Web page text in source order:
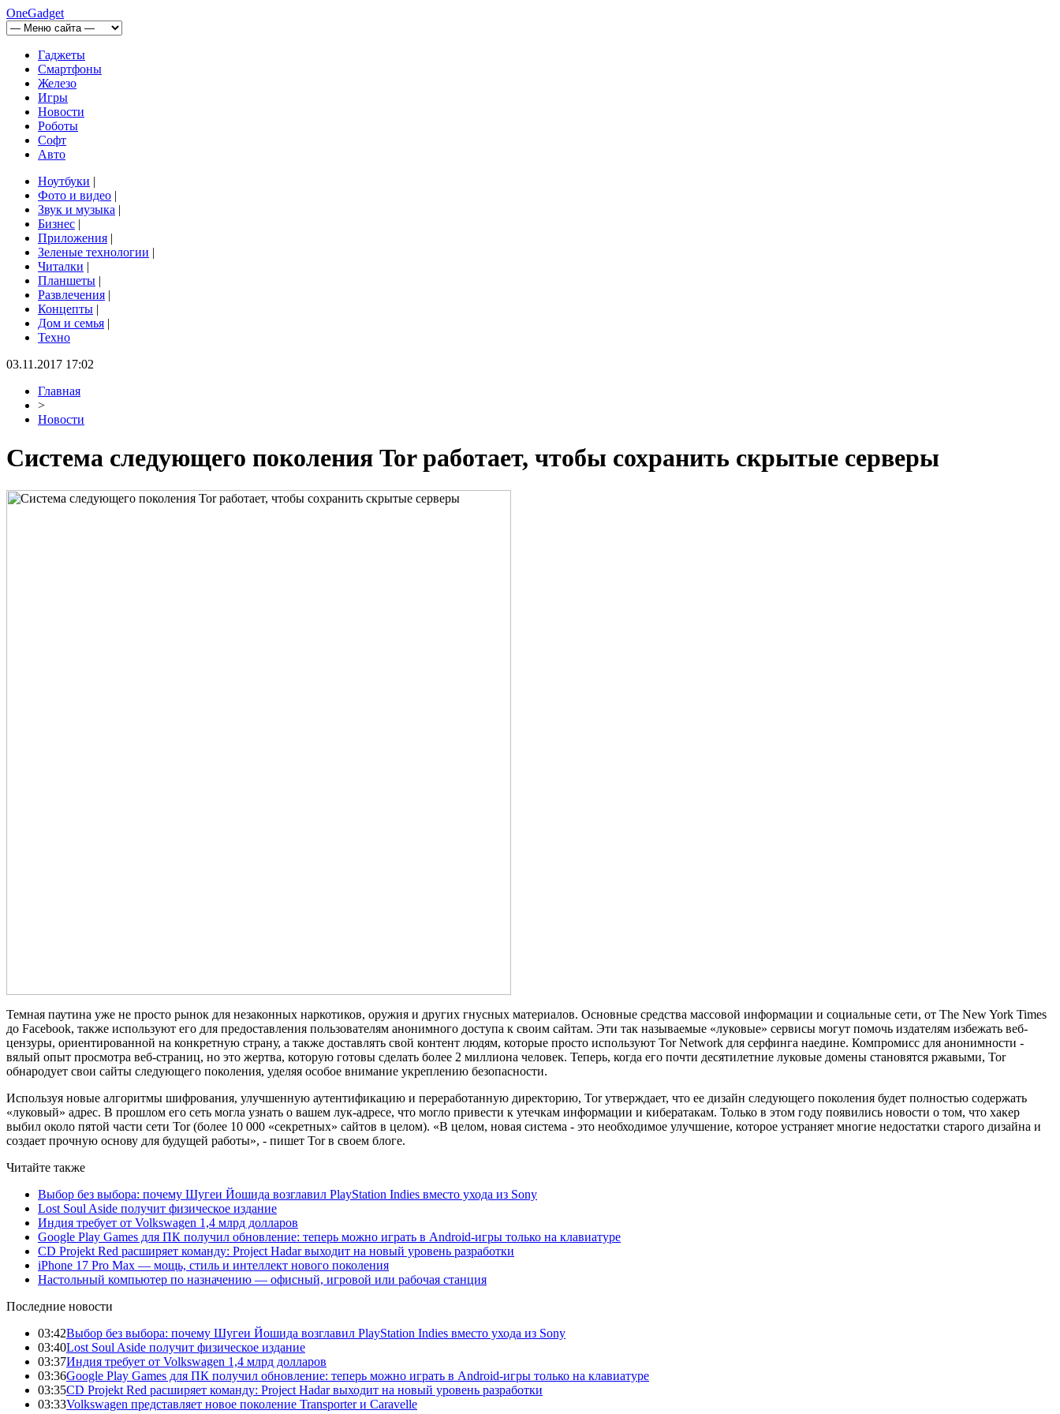
OneGadget
Гаджеты
Смартфоны
Железо
Игры
Новости
Роботы
Софт
Авто
Ноутбуки |
Фото и видео |
Звук и музыка |
Бизнес |
Приложения |
Зеленые технологии |
Читалки |
Планшеты |
Развлечения |
Концепты |
Дом и семья |
Техно
03.11.2017 17:02
Главная
>
Новости
Система следующего поколения Tor работает, чтобы сохранить скрытые серверы
Темная паутина уже не просто рынок для незаконных наркотиков, оружия и других гнусных материалов. Основные средства массовой информации и социальные сети, от The New York Times
до Facebook, также используют его для предоставления пользователям анонимного доступа к своим сайтам. Эти так называемые «луковые» сервисы могут помочь издателям избежать веб-
цензуры, ориентированной на конкретную страну, а также доставлять свой контент людям, которые просто используют Tor Network для серфинга наедине. Компромисс для анонимности -
вялый опыт просмотра веб-страниц, но это жертва, которую готовы сделать более 2 миллиона человек. Теперь, когда его почти десятилетние луковые домены становятся ржавыми, Tor
обнародует свои сайты следующего поколения, уделяя особое внимание укреплению безопасности.
Используя новые алгоритмы шифрования, улучшенную аутентификацию и переработанную директорию, Tor утверждает, что ее дизайн следующего поколения будет полностью содержать
«луковый» адрес. В прошлом его сеть могла узнать о вашем лук-адресе, что могло привести к утечкам информации и кибератакам. Только в этом году появились новости о том, что хакер
выбил около пятой части сети Tor (более 10 000 «секретных» сайтов в целом). «В целом, новая система - это необходимое улучшение, которое устраняет многие недостатки старого дизайна и
создает прочную основу для будущей работы», - пишет Tor в своем блоге.
Читайте также
Выбор без выбора: почему Шугеи Йошида возглавил PlayStation Indies вместо ухода из Sony
Lost Soul Aside получит физическое издание
Индия требует от Volkswagen 1,4 млрд долларов
Google Play Games для ПК получил обновление: теперь можно играть в Android-игры только на клавиатуре
CD Projekt Red расширяет команду: Project Hadar выходит на новый уровень разработки
iPhone 17 Pro Max — мощь, стиль и интеллект нового поколения
Настольный компьютер по назначению — офисный, игровой или рабочая станция
Последние новости
03:42Выбор без выбора: почему Шугеи Йошида возглавил PlayStation Indies вместо ухода из Sony
03:40Lost Soul Aside получит физическое издание
03:37Индия требует от Volkswagen 1,4 млрд долларов
03:36Google Play Games для ПК получил обновление: теперь можно играть в Android-игры только на клавиатуре
03:35CD Projekt Red расширяет команду: Project Hadar выходит на новый уровень разработки
03:33Volkswagen представляет новое поколение Transporter и Caravelle